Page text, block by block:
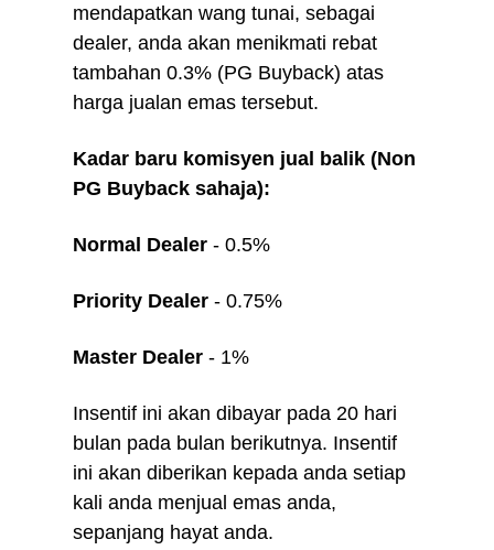
mendapatkan wang tunai, sebagai
dealer, anda akan menikmati rebat
tambahan 0.3% (PG Buyback) atas
harga jualan emas tersebut.
Kadar baru komisyen jual balik (Non
PG Buyback sahaja):
Normal Dealer - 0.5%
Priority Dealer - 0.75%
Master Dealer - 1%
Insentif ini akan dibayar pada 20 hari
bulan pada bulan berikutnya. Insentif
ini akan diberikan kepada anda setiap
kali anda menjual emas anda,
sepanjang hayat anda.